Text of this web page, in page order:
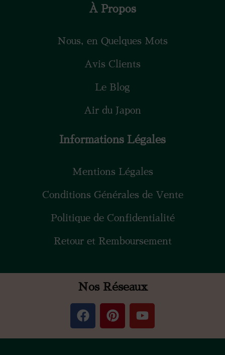
À Propos
Nous, en Quelques Mots
Avis Clients
Le Blog
Air du Japon
Informations Légales
Mentions Légales
Conditions Générales de Vente
Politique de Confidentialité
Retour et Remboursement
Nos Réseaux